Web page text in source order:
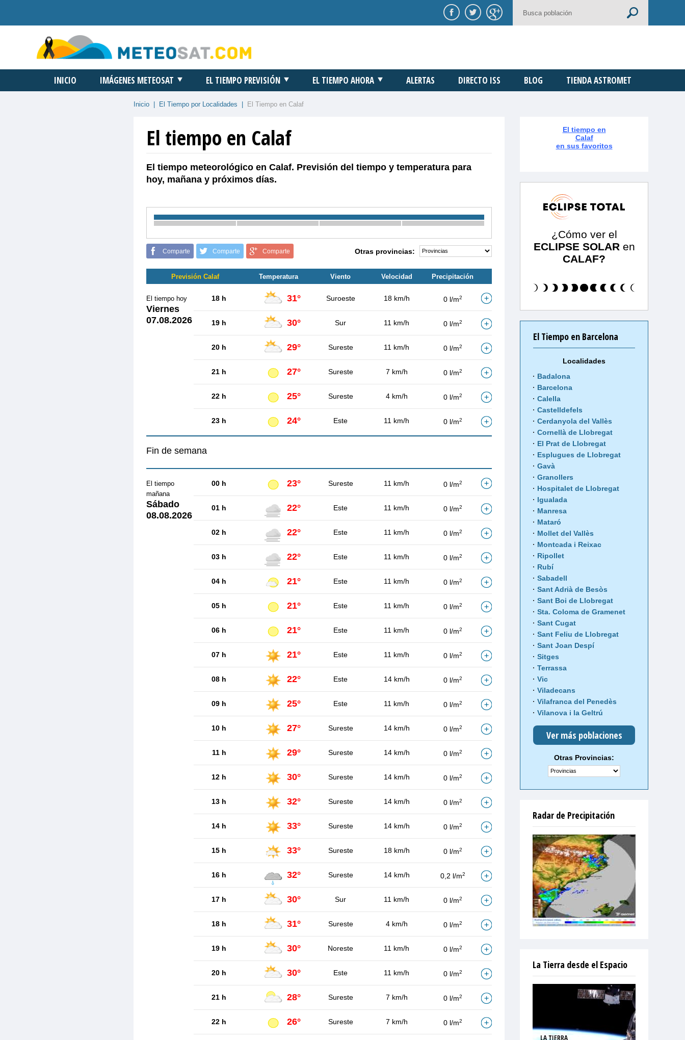
INICIO IMÁGENES METEOSAT EL TIEMPO PREVISIÓN EL TIEMPO AHORA ALERTAS DIRECTO ISS BLOG TIENDA ASTROMET
Inicio El Tiempo por Localidades El Tiempo en Calaf
El tiempo en Calaf
El tiempo meteorológico en Calaf. Previsión del tiempo y temperatura para
hoy, mañana y próximos días.
Comparte Comparte Comparte Otras provincias:
Previsión Calaf Temperatura Viento Velocidad Precipitación
El tiempo hoy
Viernes
07.08.2026
18 h 31° Suroeste 18 km/h 0 l/m2
19 h 30° Sur 11 km/h 0 l/m2
20 h 29° Sureste 11 km/h 0 l/m2
21 h 27° Sureste 7 km/h 0 l/m2
22 h 25° Sureste 4 km/h 0 l/m2
23 h 24° Este 11 km/h 0 l/m2
Fin de semana
El tiempo
mañana
Sábado
08.08.2026
00 h 23° Sureste 11 km/h 0 l/m2
01 h 22° Este 11 km/h 0 l/m2
02 h 22° Este 11 km/h 0 l/m2
03 h 22° Este 11 km/h 0 l/m2
04 h 21° Este 11 km/h 0 l/m2
05 h 21° Este 11 km/h 0 l/m2
06 h 21° Este 11 km/h 0 l/m2
07 h 21° Este 11 km/h 0 l/m2
08 h 22° Este 14 km/h 0 l/m2
09 h 25° Este 11 km/h 0 l/m2
10 h 27° Sureste 14 km/h 0 l/m2
11 h 29° Sureste 14 km/h 0 l/m2
12 h 30° Sureste 14 km/h 0 l/m2
13 h 32° Sureste 14 km/h 0 l/m2
14 h 33° Sureste 14 km/h 0 l/m2
15 h 33° Sureste 18 km/h 0 l/m2
16 h 32° Sureste 14 km/h 0,2 l/m2
17 h 30° Sur 11 km/h 0 l/m2
18 h 31° Sureste 4 km/h 0 l/m2
19 h 30° Noreste 11 km/h 0 l/m2
20 h 30° Este 11 km/h 0 l/m2
21 h 28° Sureste 7 km/h 0 l/m2
22 h 26° Sureste 7 km/h 0 l/m2
El tiempo en
Calaf
en sus favoritos
¿Cómo ver el
ECLIPSE SOLAR en
CALAF?
El Tiempo en Barcelona
Localidades
Badalona
Barcelona
Calella
Castelldefels
Cerdanyola del Vallès
Cornellà de Llobregat
El Prat de Llobregat
Esplugues de Llobregat
Gavà
Granollers
Hospitalet de Llobregat
Igualada
Manresa
Mataró
Mollet del Vallès
Montcada i Reixac
Ripollet
Rubí
Sabadell
Sant Adrià de Besòs
Sant Boi de Llobregat
Sta. Coloma de Gramenet
Sant Cugat
Sant Feliu de Llobregat
Sant Joan Despí
Sitges
Terrassa
Vic
Viladecans
Vilafranca del Penedès
Vilanova i la Geltrú
Ver más poblaciones
Otras Provincias:
Radar de Precipitación
La Tierra desde el Espacio